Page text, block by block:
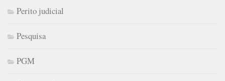
Perito judicial
Pesquisa
PGM